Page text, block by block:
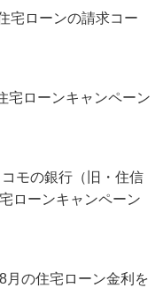
宅ローンの請求コー
宅ローンキャンペーン
モの銀行（旧・住信
ローンキャンペーン
月の住宅ローン金利を